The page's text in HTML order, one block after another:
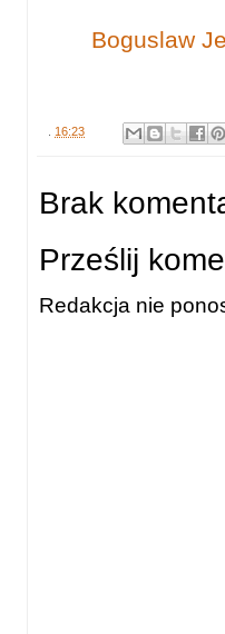
Boguslaw
. 16:23
Brak
Prześlij
Redakcja nie